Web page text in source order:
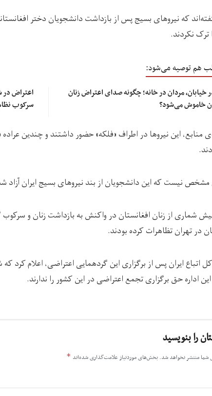
که نیروهای بسیج پس‌ از بازداشت دانشجویان دختر
ترک نکردند.
هم توصیه می‌شود:
خیابان، مردان در خانه؛ چگونه صدای اعتراض زنان
خاموش می‌شود؟
اعتراض در
سرکوب
منابع، این نیروها در اطراف «فلکه» حضور داشتند و چندین
نیست که این دانشجویان از بند نیروهای بسیج‌ ایران آزاد
شماری از زنان افغانستان در واکنش به بازداشت زنان و
در تهران تظاهرات کرده بودند.
اتباع ایران پس از برگزاری این گردهمایی اعتراضی، اعلام کرد
اداره حق برگزاری تجمع اعتراضی در این کشور را ندارند.
را بنویسید
شما منتشر نخواهد شد. بخش‌های موردنیاز علامت‌گذاری شده‌اند *